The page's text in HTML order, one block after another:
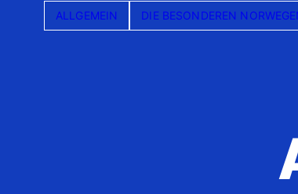
ALLGEMEIN DIE BESONDEREN